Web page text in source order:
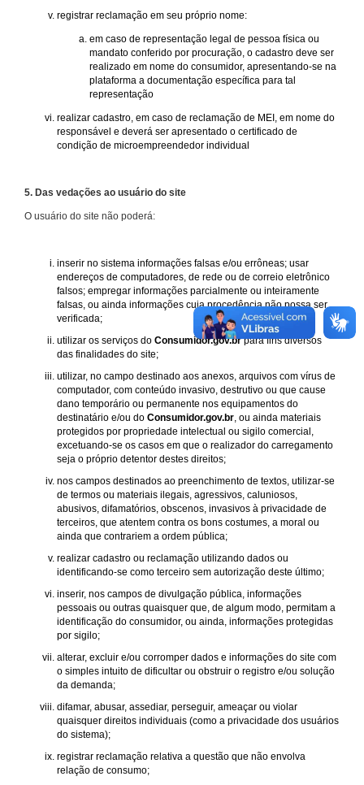
registrar reclamação em seu próprio nome:
em caso de representação legal de pessoa física ou
mandato conferido por procuração, o cadastro deve ser
realizado em nome do consumidor, apresentando-se na
plataforma a documentação específica para tal
representação
realizar cadastro, em caso de reclamação de MEI, em nome do
responsável e deverá ser apresentado o certificado de
condição de microempreendedor individual
5. Das vedações ao usuário do site
O usuário do site não poderá:
inserir no sistema informações falsas e/ou errôneas; usar
endereços de computadores, de rede ou de correio eletrônico
falsos; empregar informações parcialmente ou inteiramente
falsas, ou ainda informações cuja procedência não possa ser
verificada;
utilizar os serviços do Consumidor.gov.brpara fins diversos
das finalidades do site;
utilizar, no campo destinado aos anexos, arquivos com vírus de
computador, com conteúdo invasivo, destrutivo ou que cause
dano temporário ou permanente nos equipamentos do
destinatário e/ou do Consumidor.gov.br , ou ainda materiais
protegidos por propriedade intelectual ou sigilo comercial,
excetuando-se os casos em que o realizador do carregamento
seja o próprio detentor destes direitos;
nos campos destinados ao preenchimento de textos, utilizar-se
de termos ou materiais ilegais, agressivos, caluniosos,
abusivos, difamatórios, obscenos, invasivos à privacidade de
terceiros, que atentem contra os bons costumes, a moral ou
ainda que contrariem a ordem pública;
realizar cadastro ou reclamação utilizando dados ou
identificando-se como terceiro sem autorização deste último;
inserir, nos campos de divulgação pública, informações
pessoais ou outras quaisquer que, de algum modo, permitam a
identificação do consumidor, ou ainda, informações protegidas
por sigilo;
alterar, excluir e/ou corromper dados e informações do site com
o simples intuito de dificultar ou obstruir o registro e/ou solução
da demanda;
difamar, abusar, assediar, perseguir, ameaçar ou violar
quaisquer direitos individuais (como a privacidade dos usuários
do sistema);
registrar reclamação relativa a questão que não envolva
relação de consumo;